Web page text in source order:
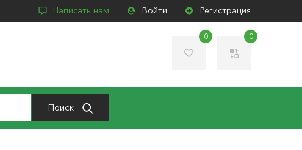
Написать нам Войти Регистрация
0 0
Поиск